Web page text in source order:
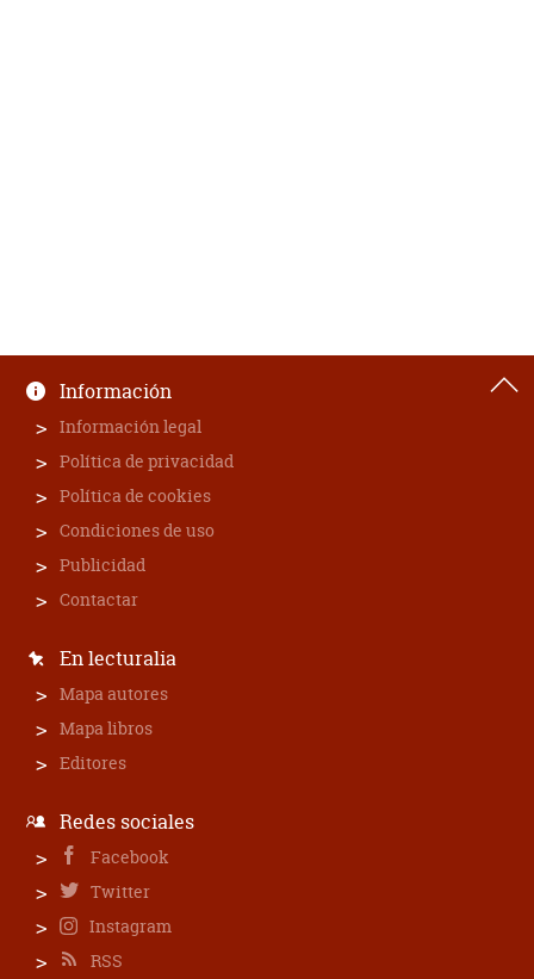
Información
Información legal
Política de privacidad
Política de cookies
Condiciones de uso
Publicidad
Contactar
En lecturalia
Mapa autores
Mapa libros
Editores
Redes sociales
Facebook
Twitter
Instagram
RSS